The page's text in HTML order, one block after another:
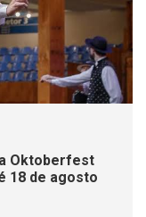
Oktoberfest
18 de agosto